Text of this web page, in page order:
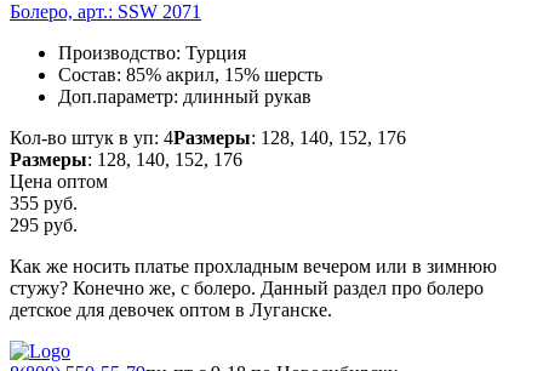
Болеро, арт.: SSW 2071
Производство: Турция
Состав: 85% акрил, 15% шерсть
Доп.параметр: длинный рукав
Кол-во штук в уп: 4Размеры: 128, 140, 152, 176
Размеры: 128, 140, 152, 176
Цена оптом
355 руб.
295 руб.
Как же носить платье прохладным вечером или в зимнюю
стужу? Конечно же, с болеро. Данный раздел про болеро
детское для девочек оптом в Луганске.